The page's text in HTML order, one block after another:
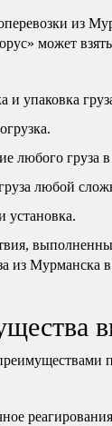
из
может
и упаковка
любого груза
любой
установка.
из Мурманска